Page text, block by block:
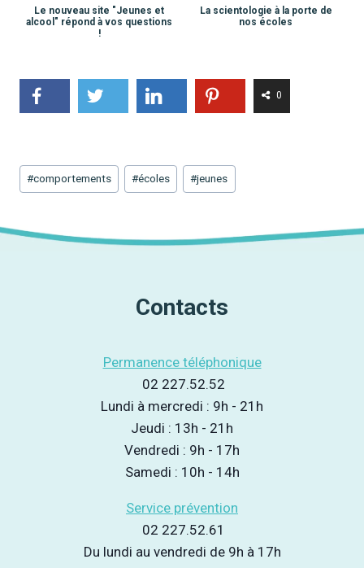
Le nouveau site "Jeunes et
alcool" répond à vos questions
!
La scientologie à la porte de
nos écoles
0
Étiquettes
de
publication :
#comportements #écoles #jeunes
Contacts
Permanence téléphonique
02 227.52.52
Lundi à mercredi : 9h - 21h
Jeudi : 13h - 21h
Vendredi : 9h - 17h
Samedi : 10h - 14h
Service prévention
02 227.52.61
Du lundi au vendredi de 9h à 17h